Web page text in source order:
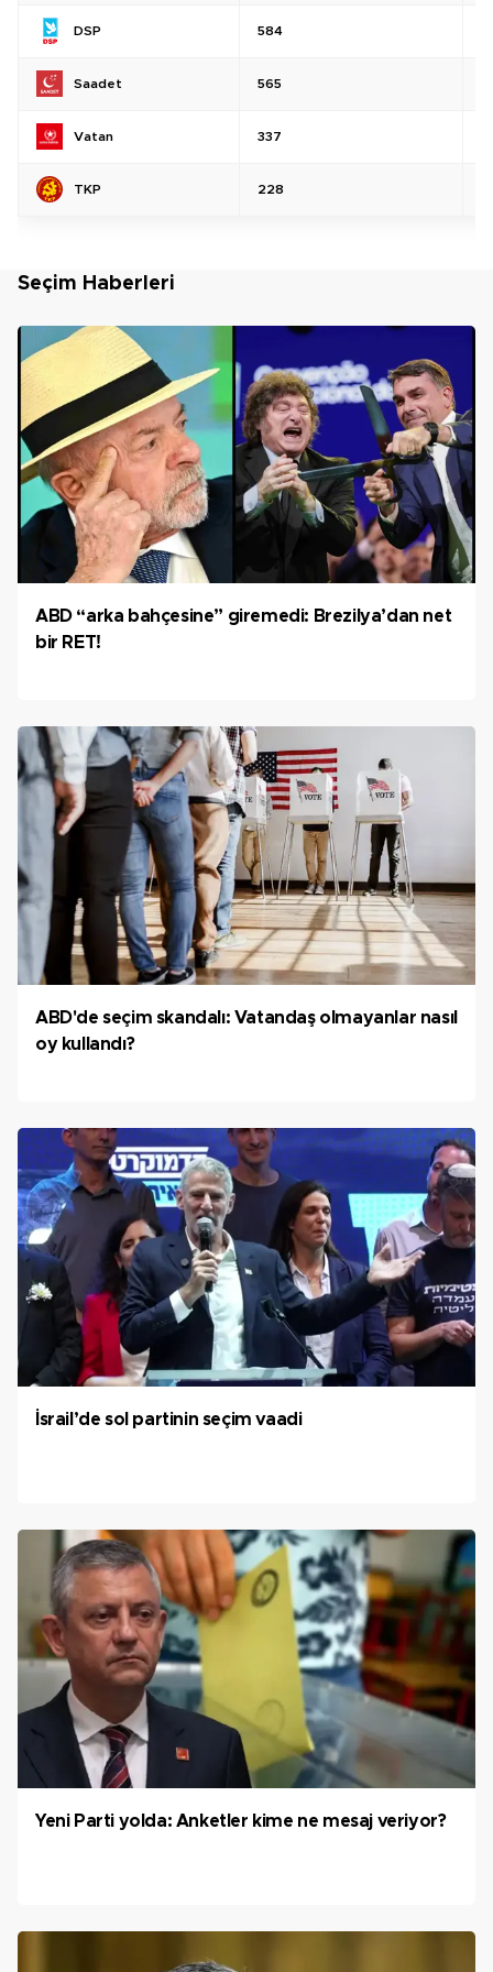
DSP 584
Saadet 565
Vatan 337
TKP 228
Seçim Haberleri
ABD “arka bahçesine” giremedi: Brezilya’dan net
bir RET!
ABD'de seçim skandalı: Vatandaş olmayanlar nasıl
oy kullandı?
İsrail’de sol partinin seçim vaadi
Yeni Parti yolda: Anketler kime ne mesaj veriyor?